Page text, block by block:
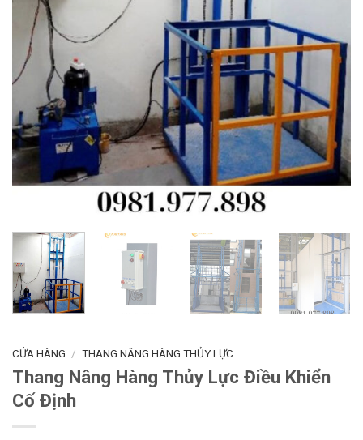
CỬA HÀNG / THANG NÂNG HÀNG THỦY LỰC
Thang Nâng Hàng Thủy Lực Điều Khiển
Cố Định